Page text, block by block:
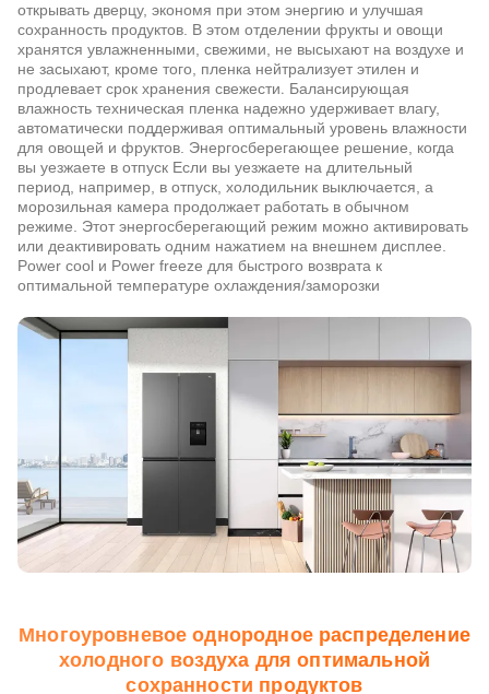
открывать дверцу, экономя при этом энергию и улучшая
сохранность продуктов. В этом отделении фрукты и овощи
хранятся увлажненными, свежими, не высыхают на воздухе и
не засыхают, кроме того, пленка нейтрализует этилен и
продлевает срок хранения свежести. Балансирующая
влажность техническая пленка надежно удерживает влагу,
автоматически поддерживая оптимальный уровень влажности
для овощей и фруктов. Энергосберегающее решение, когда
вы уезжаете в отпуск Если вы уезжаете на длительный
период, например, в отпуск, холодильник выключается, а
морозильная камера продолжает работать в обычном
режиме. Этот энергосберегающий режим можно активировать
или деактивировать одним нажатием на внешнем дисплее.
Power cool и Power freeze для быстрого возврата к
оптимальной температуре охлаждения/заморозки
Многоуровневое однородное распределение
холодного воздуха для оптимальной
сохранности продуктов